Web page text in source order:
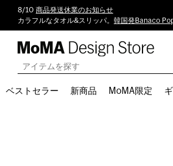
8/10 商品発送休業のお知らせ
カラフルなタオル&スリッパ。 韓国発Banaco
ベストセラー 新商品 MoMA限定